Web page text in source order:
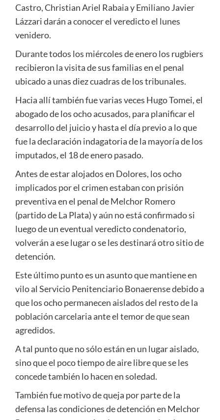
Castro, Christian Ariel Rabaia y Emiliano Javier
Lázzari darán a conocer el veredicto el lunes
venidero.
Durante todos los miércoles de enero los rugbiers
recibieron la visita de sus familias en el penal
ubicado a unas diez cuadras de los tribunales.
Hacia allí también fue varias veces Hugo Tomei, el
abogado de los ocho acusados, para planificar el
desarrollo del juicio y hasta el día previo a lo que
fue la declaración indagatoria de la mayoría de los
imputados, el 18 de enero pasado.
Antes de estar alojados en Dolores, los ocho
implicados por el crimen estaban con prisión
preventiva en el penal de Melchor Romero
(partido de La Plata) y aún no está confirmado si
luego de un eventual veredicto condenatorio,
volverán a ese lugar o se les destinará otro sitio de
detención.
Este último punto es un asunto que mantiene en
vilo al Servicio Penitenciario Bonaerense debido a
que los ocho permanecen aislados del resto de la
población carcelaria ante el temor de que sean
agredidos.
A tal punto que no sólo están en un lugar aislado,
sino que el poco tiempo de aire libre que se les
concede también lo hacen en soledad.
También fue motivo de queja por parte de la
defensa las condiciones de detención en Melchor